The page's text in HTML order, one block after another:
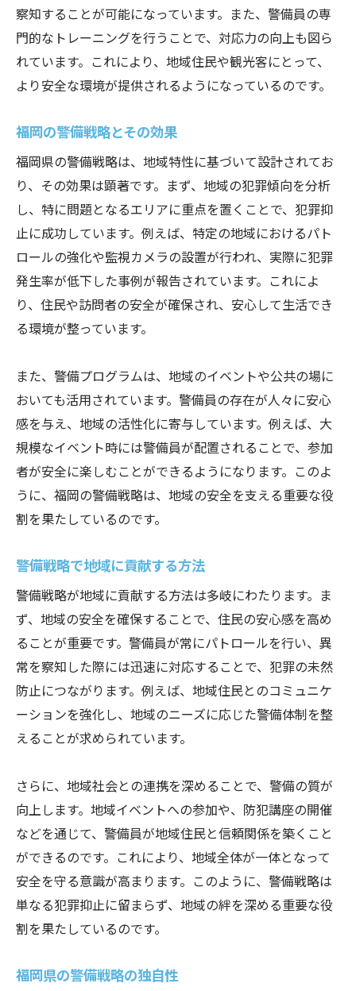
察知することが可能になっています。また、警備員の専
門的なトレーニングを行うことで、対応力の向上も図ら
れています。これにより、地域住民や観光客にとって、
より安全な環境が提供されるようになっているのです。
福岡の警備戦略とその効果
福岡県の警備戦略は、地域特性に基づいて設計されてお
り、その効果は顕著です。まず、地域の犯罪傾向を分析
し、特に問題となるエリアに重点を置くことで、犯罪抑
止に成功しています。例えば、特定の地域におけるパト
ロールの強化や監視カメラの設置が行われ、実際に犯罪
発生率が低下した事例が報告されています。これによ
り、住民や訪問者の安全が確保され、安心して生活でき
る環境が整っています。
また、警備プログラムは、地域のイベントや公共の場に
おいても活用されています。警備員の存在が人々に安心
感を与え、地域の活性化に寄与しています。例えば、大
規模なイベント時には警備員が配置されることで、参加
者が安全に楽しむことができるようになります。このよ
うに、福岡の警備戦略は、地域の安全を支える重要な役
割を果たしているのです。
警備戦略で地域に貢献する方法
警備戦略が地域に貢献する方法は多岐にわたります。ま
ず、地域の安全を確保することで、住民の安心感を高め
ることが重要です。警備員が常にパトロールを行い、異
常を察知した際には迅速に対応することで、犯罪の未然
防止につながります。例えば、地域住民とのコミュニケ
ーションを強化し、地域のニーズに応じた警備体制を整
えることが求められています。
さらに、地域社会との連携を深めることで、警備の質が
向上します。地域イベントへの参加や、防犯講座の開催
などを通じて、警備員が地域住民と信頼関係を築くこと
ができるのです。これにより、地域全体が一体となって
安全を守る意識が高まります。このように、警備戦略は
単なる犯罪抑止に留まらず、地域の絆を深める重要な役
割を果たしているのです。
福岡県の警備戦略の独自性